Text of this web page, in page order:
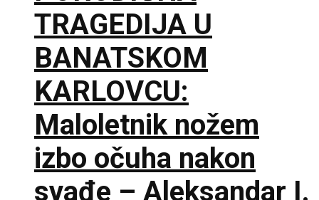
TRAGEDIJA U
BANATSKOM
KARLOVCU:
Maloletnik nožem
izbo očuha nakon
svađe – Aleksandar I.